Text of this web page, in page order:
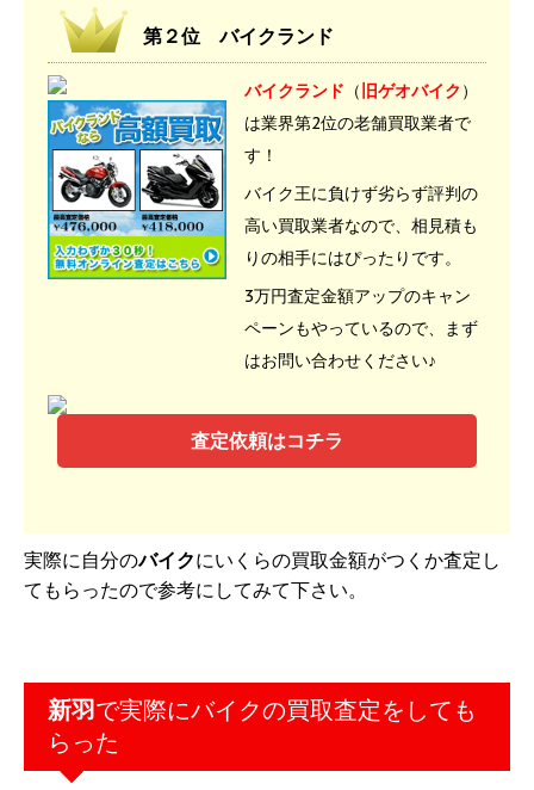
第２位 バイクランド
バイクランド （ 旧ゲオバイク ）
は業界第2位の老舗買取業者で
す！
バイク王に負けず劣らず評判の
高い買取業者なので、相見積も
りの相手にはぴったりです。
3万円査定金額アップのキャン
ペーンもやっているので、まず
はお問い合わせください♪
査定依頼はコチラ
実際に自分のバイクにいくらの買取金額がつくか査定し
てもらったので参考にしてみて下さい。
新羽で実際にバイクの買取査定をしても
らった